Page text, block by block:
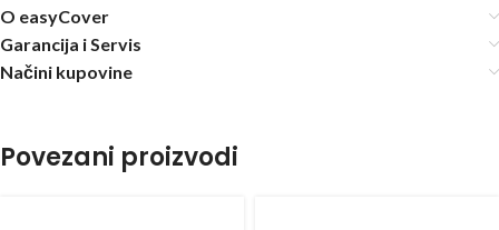
O easyCover
Garancija i Servis
Načini kupovine
Povezani proizvodi